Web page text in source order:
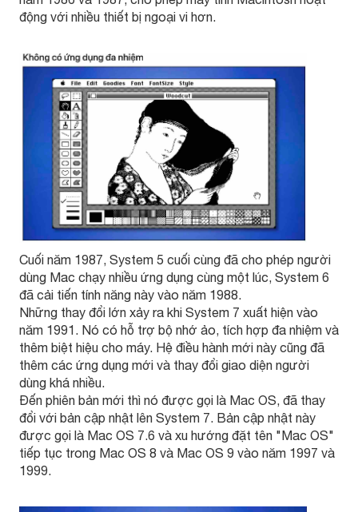
động với nhiều thiết bị ngoại vi hơn.
Cuối năm 1987, System 5 cuối cùng đã cho phép người
dùng Mac chạy nhiều ứng dụng cùng một lúc, System 6
đã cải tiến tính năng này vào năm 1988.
Những thay đổi lớn xảy ra khi System 7 xuất hiện vào
năm 1991. Nó có hỗ trợ bộ nhớ ảo, tích hợp đa nhiệm và
thêm biệt hiệu cho máy. Hệ điều hành mới này cũng đã
thêm các ứng dụng mới và thay đổi giao diện người
dùng khá nhiều.
Đến phiên bản mới thì nó được gọi là Mac OS, đã thay
đổi với bản cập nhật lên System 7. Bản cập nhật này
được gọi là Mac OS 7.6 và xu hướng đặt tên "Mac OS"
tiếp tục trong Mac OS 8 và Mac OS 9 vào năm 1997 và
1999.